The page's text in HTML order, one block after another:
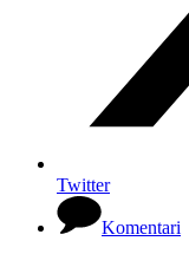
Twitter
Komentari